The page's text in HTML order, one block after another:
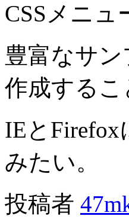
CSSメニ
豊富なサ
作成する
IEとFirefox
みたい。
投稿者